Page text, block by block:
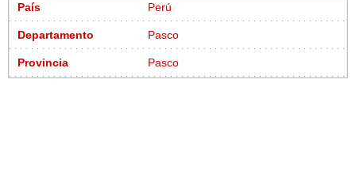
País Perú
Departamento Pasco
Provincia Pasco